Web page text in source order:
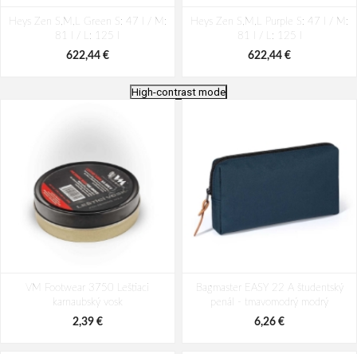
Heys Zen S,M,L Green S: 47 l / M:
81 l / L: 125 l
622,44 €
Heys Zen S,M,L Purple S: 47 l / M:
81 l / L: 125 l
622,44 €
81 l / L: 125 l
622,44 €
M: 81 l / L: 125 l
622,44 €
High-contrast mode
VM Footwear 3750 Leštiaci
karnaubský vosk
2,39 €
Bagmaster EASY 22 A študentský
penál - tmavomodrý modrý
6,26 €